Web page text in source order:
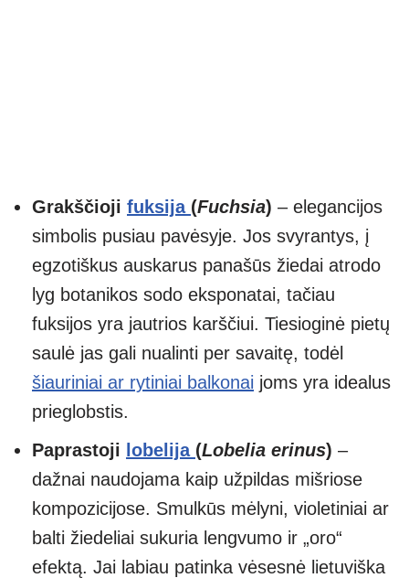
Grakščioji fuksija (Fuchsia) – elegancijos
simbolis pusiau pavėsyje. Jos svyrantys, į
egzotiškus auskarus panašūs žiedai atrodo
lyg botanikos sodo eksponatai, tačiau
fuksijos yra jautrios karščiui. Tiesioginė pietų
saulė jas gali nualinti per savaitę, todėl
šiauriniai ar rytiniai balkonai joms yra idealus
prieglobstis.
Paprastoji lobelija (Lobelia erinus) –
dažnai naudojama kaip užpildas mišriose
kompozicijose. Smulkūs mėlyni, violetiniai ar
balti žiedeliai sukuria lengvumo ir „oro“
efektą. Jai labiau patinka vėsesnė lietuviška